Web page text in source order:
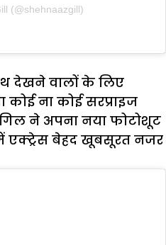
(@shehnaazgill)
देखने वालों के लिए
ना कोई सरप्राइज
ने अपना नया फोटोशूट
एक्ट्रेस बेहद खूबसूरत नजर